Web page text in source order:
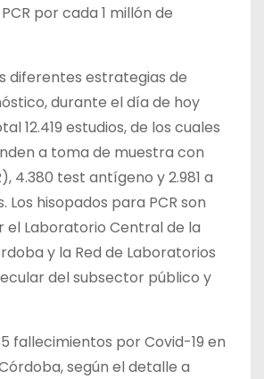
por cada 1 millón de
diferentes estrategias de
durante el día de hoy
12.419 estudios, de los cuales
a toma de muestra con
4.380 test antígeno y 2.981 a
Los hisopados para PCR son
el Laboratorio Central de la
y la Red de Laboratorios
del subsector público y
fallecimientos por Covid-19 en
según el detalle a